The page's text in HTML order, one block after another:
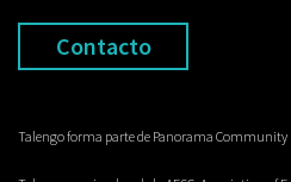
Contacto
Talengo forma parte de Panorama Community